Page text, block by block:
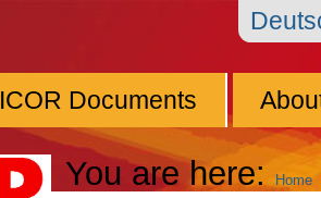
ICOR Documents
You are here: Home